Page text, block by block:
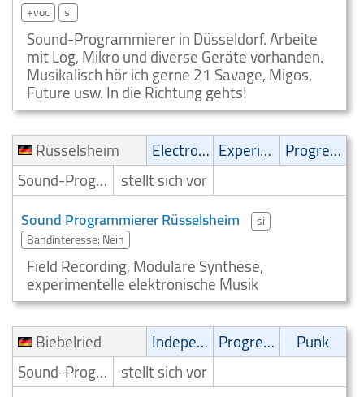
+voc si
Sound-Programmierer in Düsseldorf. Arbeite
mit Log, Mikro und diverse Geräte vorhanden.
Musikalisch hör ich gerne 21 Savage, Migos,
Future usw. In die Richtung gehts!
Rüsselsheim
Electronic Experimental
Progressive
Sound-Programmierer stellt sich vor
Sound Programmierer Rüsselsheim
si
Bandinteresse: Nein
Field Recording, Modulare Synthese,
experimentelle elektronische Musik
Biebelried
Independent Progressive
Punk
Sound-Programmierer stellt sich vor